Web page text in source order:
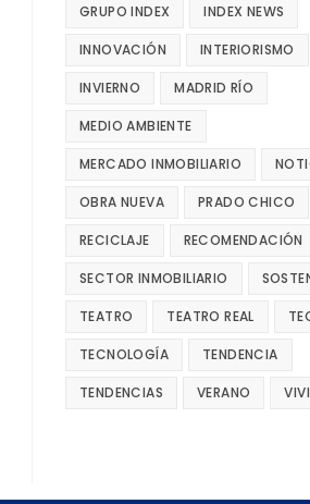
GRUPO INDEX INDEX NEWS
INNOVACIÓN INTERIORISMO
INVIERNO MADRID RÍO
MEDIO AMBIENTE
MERCADO INMOBILIARIO
OBRA NUEVA PRADO CHICO
RECICLAJE RECOMENDACIÓN
SECTOR INMOBILIARIO
TEATRO TEATRO REAL
TECNOLOGÍA TENDENCIA
TENDENCIAS VERANO